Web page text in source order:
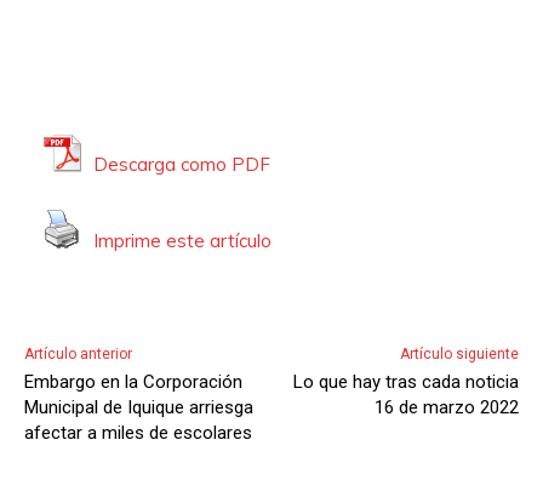
Descarga como PDF
Imprime este artículo
Artículo anterior
Embargo en la Corporación
Municipal de Iquique arriesga
afectar a miles de escolares
Artículo siguiente
Lo que hay tras cada noticia
16 de marzo 2022